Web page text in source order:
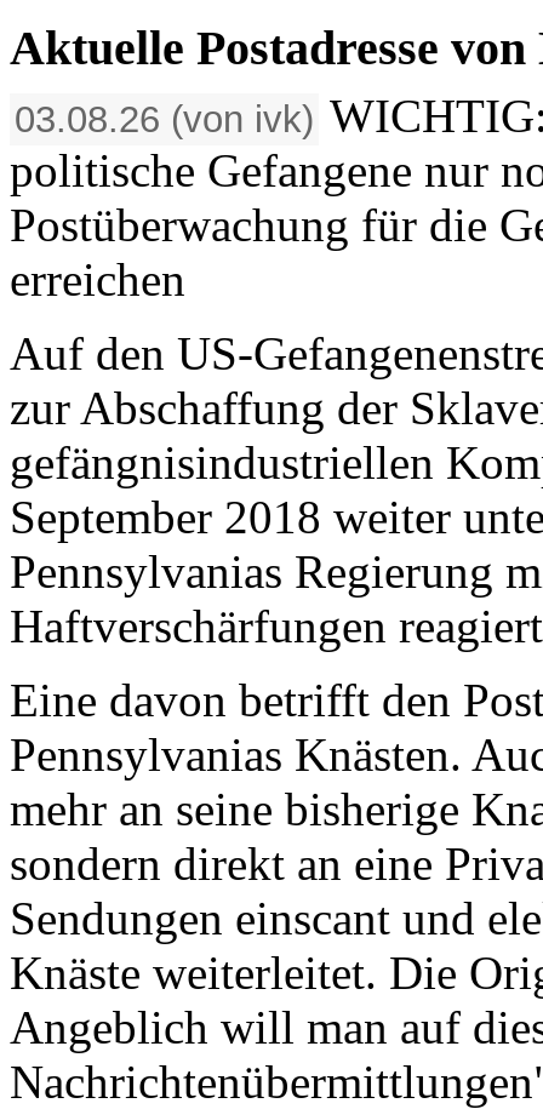
Aktuelle Postadresse
03.08.26 (von ivk)
politische Gefangene nur
Postüberwachung für die
erreichen
Auf den US-
zur Abschaffung der
gefängnisindustriellen
September 2018 weiter
Pennsylvanias Regierung
Haftverschärfungen
Eine davon betrifft den
Pennsylvanias Knästen.
mehr an seine bisherige
sondern direkt an eine
Sendungen einscant und
Knäste weiterleitet. Die
Angeblich will man auf